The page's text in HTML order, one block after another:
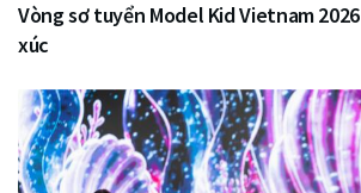
Vòng sơ tuyển Model Kid Vietnam
xúc